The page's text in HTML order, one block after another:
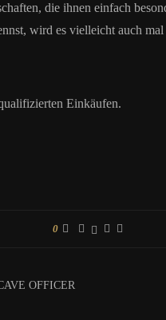
die ihnen einfach
wird es vielleicht auch
Einkäufen.
0
OFFICER